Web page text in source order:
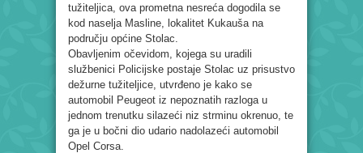
tužiteljica, ova prometna nesreća dogodila se
kod naselja Masline, lokalitet Kukauša na
području općine Stolac.
Obavljenim očevidom, kojega su uradili
službenici Policijske postaje Stolac uz prisustvo
dežurne tužiteljice, utvrđeno je kako se
automobil Peugeot iz nepoznatih razloga u
jednom trenutku silazeći niz strminu okrenuo, te
ga je u bočni dio udario nadolazeći automobil
Opel Corsa.